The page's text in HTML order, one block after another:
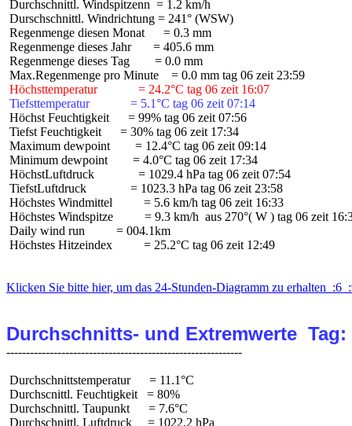
Durchschnittl. Windspitzenn  = 1.2 km/h
Durschschnittl. Windrichtung = 241° (WSW)
Regenmenge diesen Monat      = 0.3 mm
Regenmenge dieses Jahr       = 405.6 mm
Regenmenge dieses Tag        = 0.0 mm
Höchsttemperatur             = 24.2°C tag 06 zeit 16:07
Tiefsttemperatur             = 5.1°C tag 06 zeit 07:14
Höchst Feuchtigkeit      = 99% tag 06 zeit 07:56
Tiefst Feuchtigkeit      = 30% tag 06 zeit 17:34
Maximum dewpoint        = 12.4°C tag 06 zeit 09:14
Minimum dewpoint        = 4.0°C tag 06 zeit 17:34
HöchstLuftdruck              = 1029.4 hPa tag 06 zeit 07:54
TiefstLuftdruck              = 1023.3 hPa tag 06 zeit 23:58
Höchstes Windmittel          = 5.6 km/h tag 06 zeit 16:33
Höchstes Windspitze          = 9.3 km/h  aus 270°( W ) tag 06 zeit
Daily wind run          = 004.1km
Höchstes Hitzeindex          = 25.2°C tag 06 zeit 12:49
Klicken Sie bitte hier, um das 24-Stunden-Diagramm zu erhalten  :6
Durchschnitts- und Extremwerte  Tag:
Durchschnittstemperatur      = 11.1°C
Durchscnittl. Feuchtigkeit   = 80%
Durchschnittl. Taupunkt      = 7.6°C
Durchschnittl. Luftdruck     = 1022.2 hPa